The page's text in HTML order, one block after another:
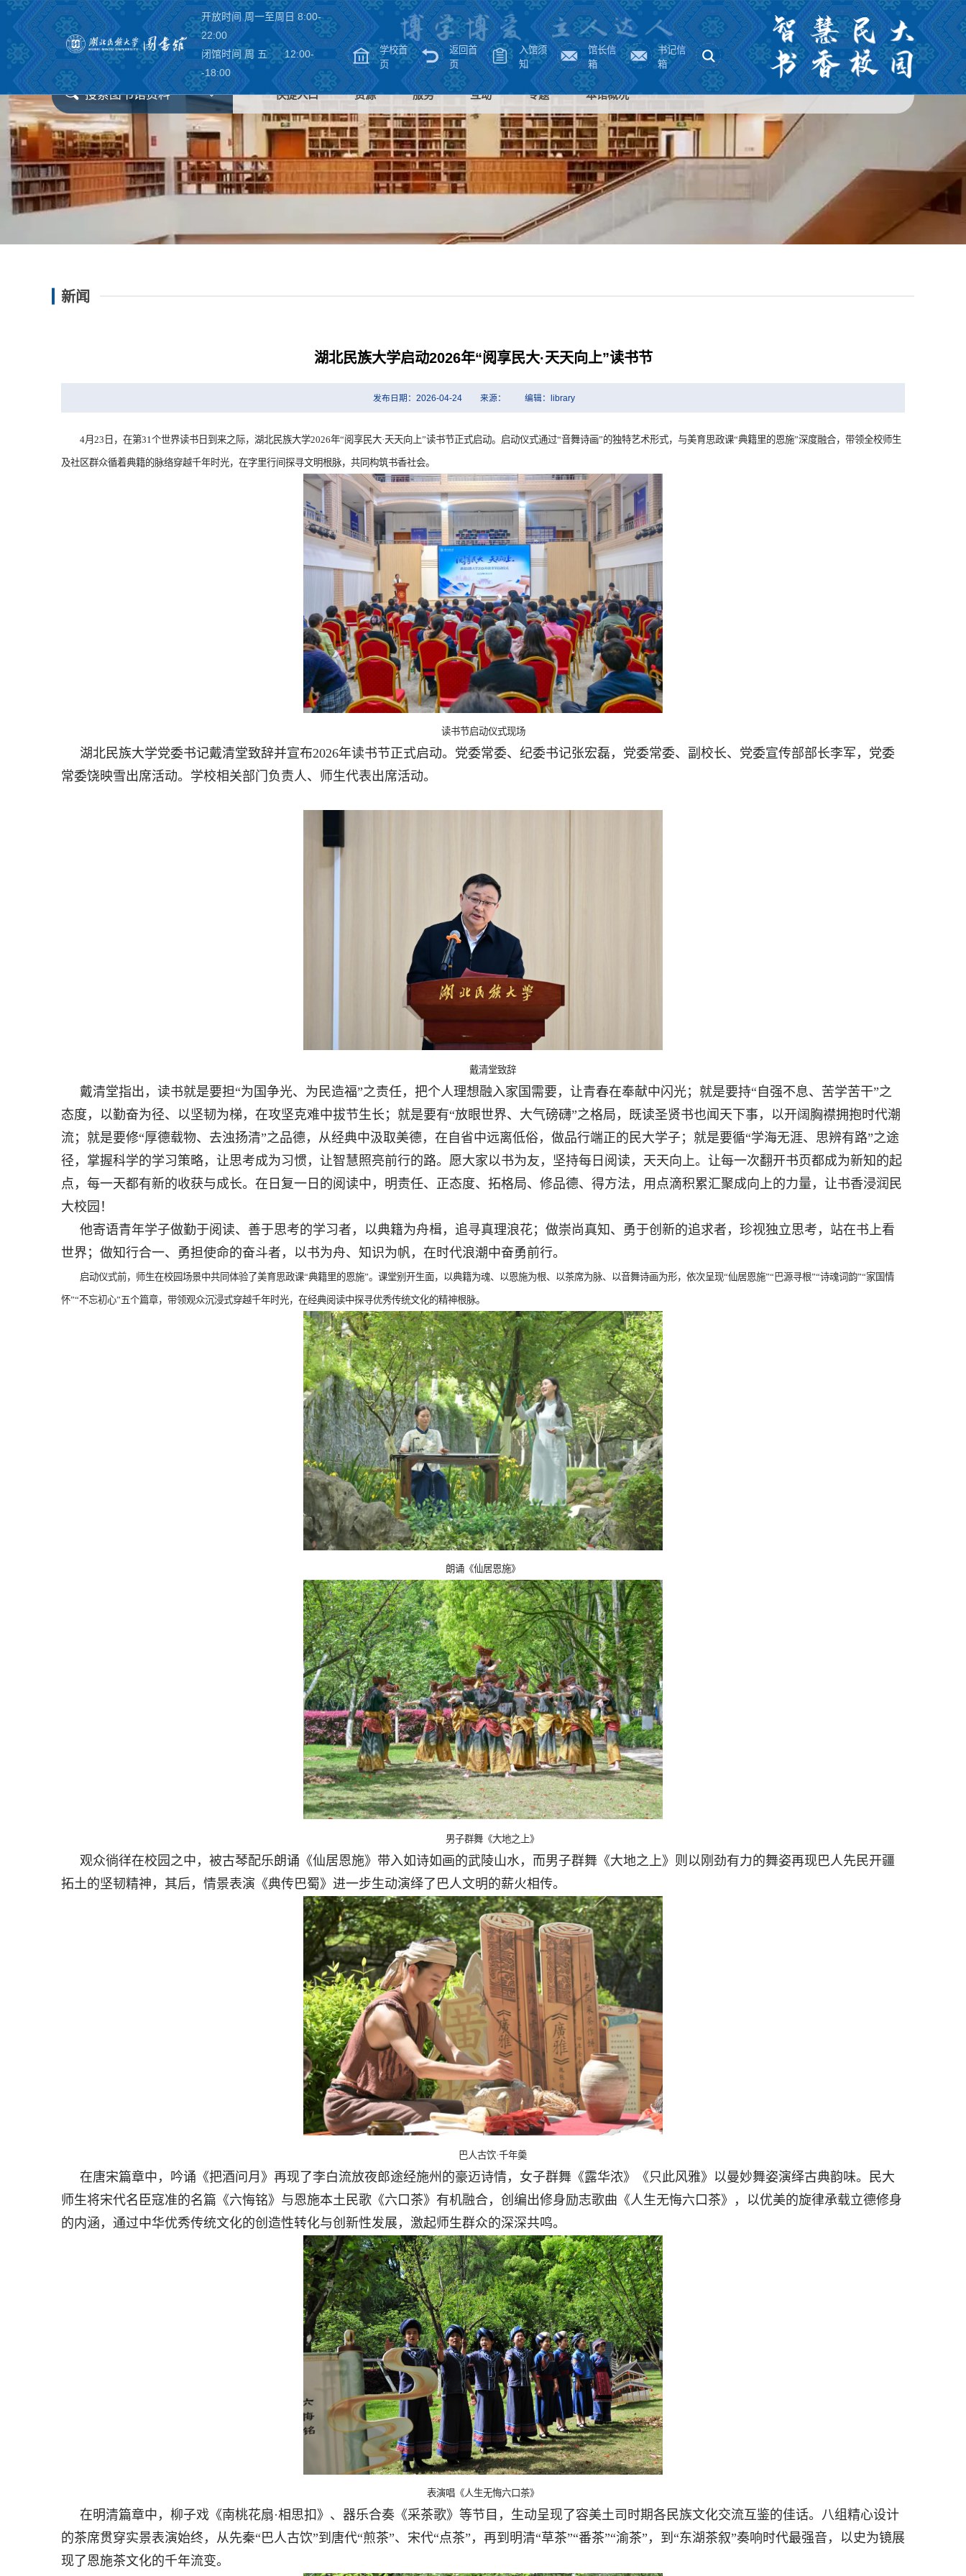
开放时间 周一至周日 8:00-
22:00
闭馆时间 周 五 12:00-
-18:00
学校首
页
返回首
页
入馆须
知
馆长信
箱
书记信
箱
搜索图书馆资料 快捷入口 资源 服务 互动 专题 本馆概况
新闻
湖北民族大学启动2026年“阅享民大·天天向上”读书节
发布日期：2026-04-24 来源： 编辑：library
4月23日，在第31个世界读书日到来之际，湖北民族大学2026年“阅享民大·天天向上”读书节正式启动。启动仪式通过“音舞诗画”的独特艺术形式，与美育思政课“典籍里的恩施”深度融合，带领全校师生
及社区群众循着典籍的脉络穿越千年时光，在字里行间探寻文明根脉，共同构筑书香社会。
读书节启动仪式现场
湖北民族大学党委书记戴清堂致辞并宣布2026年读书节正式启动。党委常委、纪委书记张宏磊，党委常委、副校长、党委宣传部部长李军，党委
常委饶映雪出席活动。学校相关部门负责人、师生代表出席活动。
戴清堂致辞
戴清堂指出，读书就是要担“为国争光、为民造福”之责任，把个人理想融入家国需要，让青春在奉献中闪光；就是要持“自强不息、苦学苦干”之
态度，以勤奋为径、以坚韧为梯，在攻坚克难中拔节生长；就是要有“放眼世界、大气磅礴”之格局，既读圣贤书也闻天下事，以开阔胸襟拥抱时代潮
流；就是要修“厚德载物、去浊扬清”之品德，从经典中汲取美德，在自省中远离低俗，做品行端正的民大学子；就是要循“学海无涯、思辨有路”之途
径，掌握科学的学习策略，让思考成为习惯，让智慧照亮前行的路。愿大家以书为友，坚持每日阅读，天天向上。让每一次翻开书页都成为新知的起
点，每一天都有新的收获与成长。在日复一日的阅读中，明责任、正态度、拓格局、修品德、得方法，用点滴积累汇聚成向上的力量，让书香浸润民
大校园！
他寄语青年学子做勤于阅读、善于思考的学习者，以典籍为舟楫，追寻真理浪花；做崇尚真知、勇于创新的追求者，珍视独立思考，站在书上看
世界；做知行合一、勇担使命的奋斗者，以书为舟、知识为帆，在时代浪潮中奋勇前行。
启动仪式前，师生在校园场景中共同体验了美育思政课“典籍里的恩施”。课堂别开生面，以典籍为魂、以恩施为根、以茶席为脉、以音舞诗画为形，依次呈现“仙居恩施”“巴源寻根”“诗魂词韵”“家国情
怀”“不忘初心”五个篇章，带领观众沉浸式穿越千年时光，在经典阅读中探寻优秀传统文化的精神根脉。
朗诵《仙居恩施》
男子群舞《大地之上》
观众徜徉在校园之中，被古琴配乐朗诵《仙居恩施》带入如诗如画的武陵山水，而男子群舞《大地之上》则以刚劲有力的舞姿再现巴人先民开疆
拓土的坚韧精神，其后，情景表演《典传巴蜀》进一步生动演绎了巴人文明的薪火相传。
巴人古饮·千年羮
在唐宋篇章中，吟诵《把酒问月》再现了李白流放夜郎途经施州的豪迈诗情，女子群舞《露华浓》《只此风雅》以曼妙舞姿演绎古典韵味。民大
师生将宋代名臣寇准的名篇《六悔铭》与恩施本土民歌《六口茶》有机融合，创编出修身励志歌曲《人生无悔六口茶》，以优美的旋律承载立德修身
的内涵，通过中华优秀传统文化的创造性转化与创新性发展，激起师生群众的深深共鸣。
表演唱《人生无悔六口茶》
在明清篇章中，柳子戏《南桃花扇·相思扣》、器乐合奏《采茶歌》等节目，生动呈现了容美土司时期各民族文化交流互鉴的佳话。八组精心设计
的茶席贯穿实景表演始终，从先秦“巴人古饮”到唐代“煎茶”、宋代“点茶”，再到明清“草茶”“番茶”“渝茶”，到“东湖茶叙”奏响时代最强音，以史为镜展
现了恩施茶文化的千年流变。